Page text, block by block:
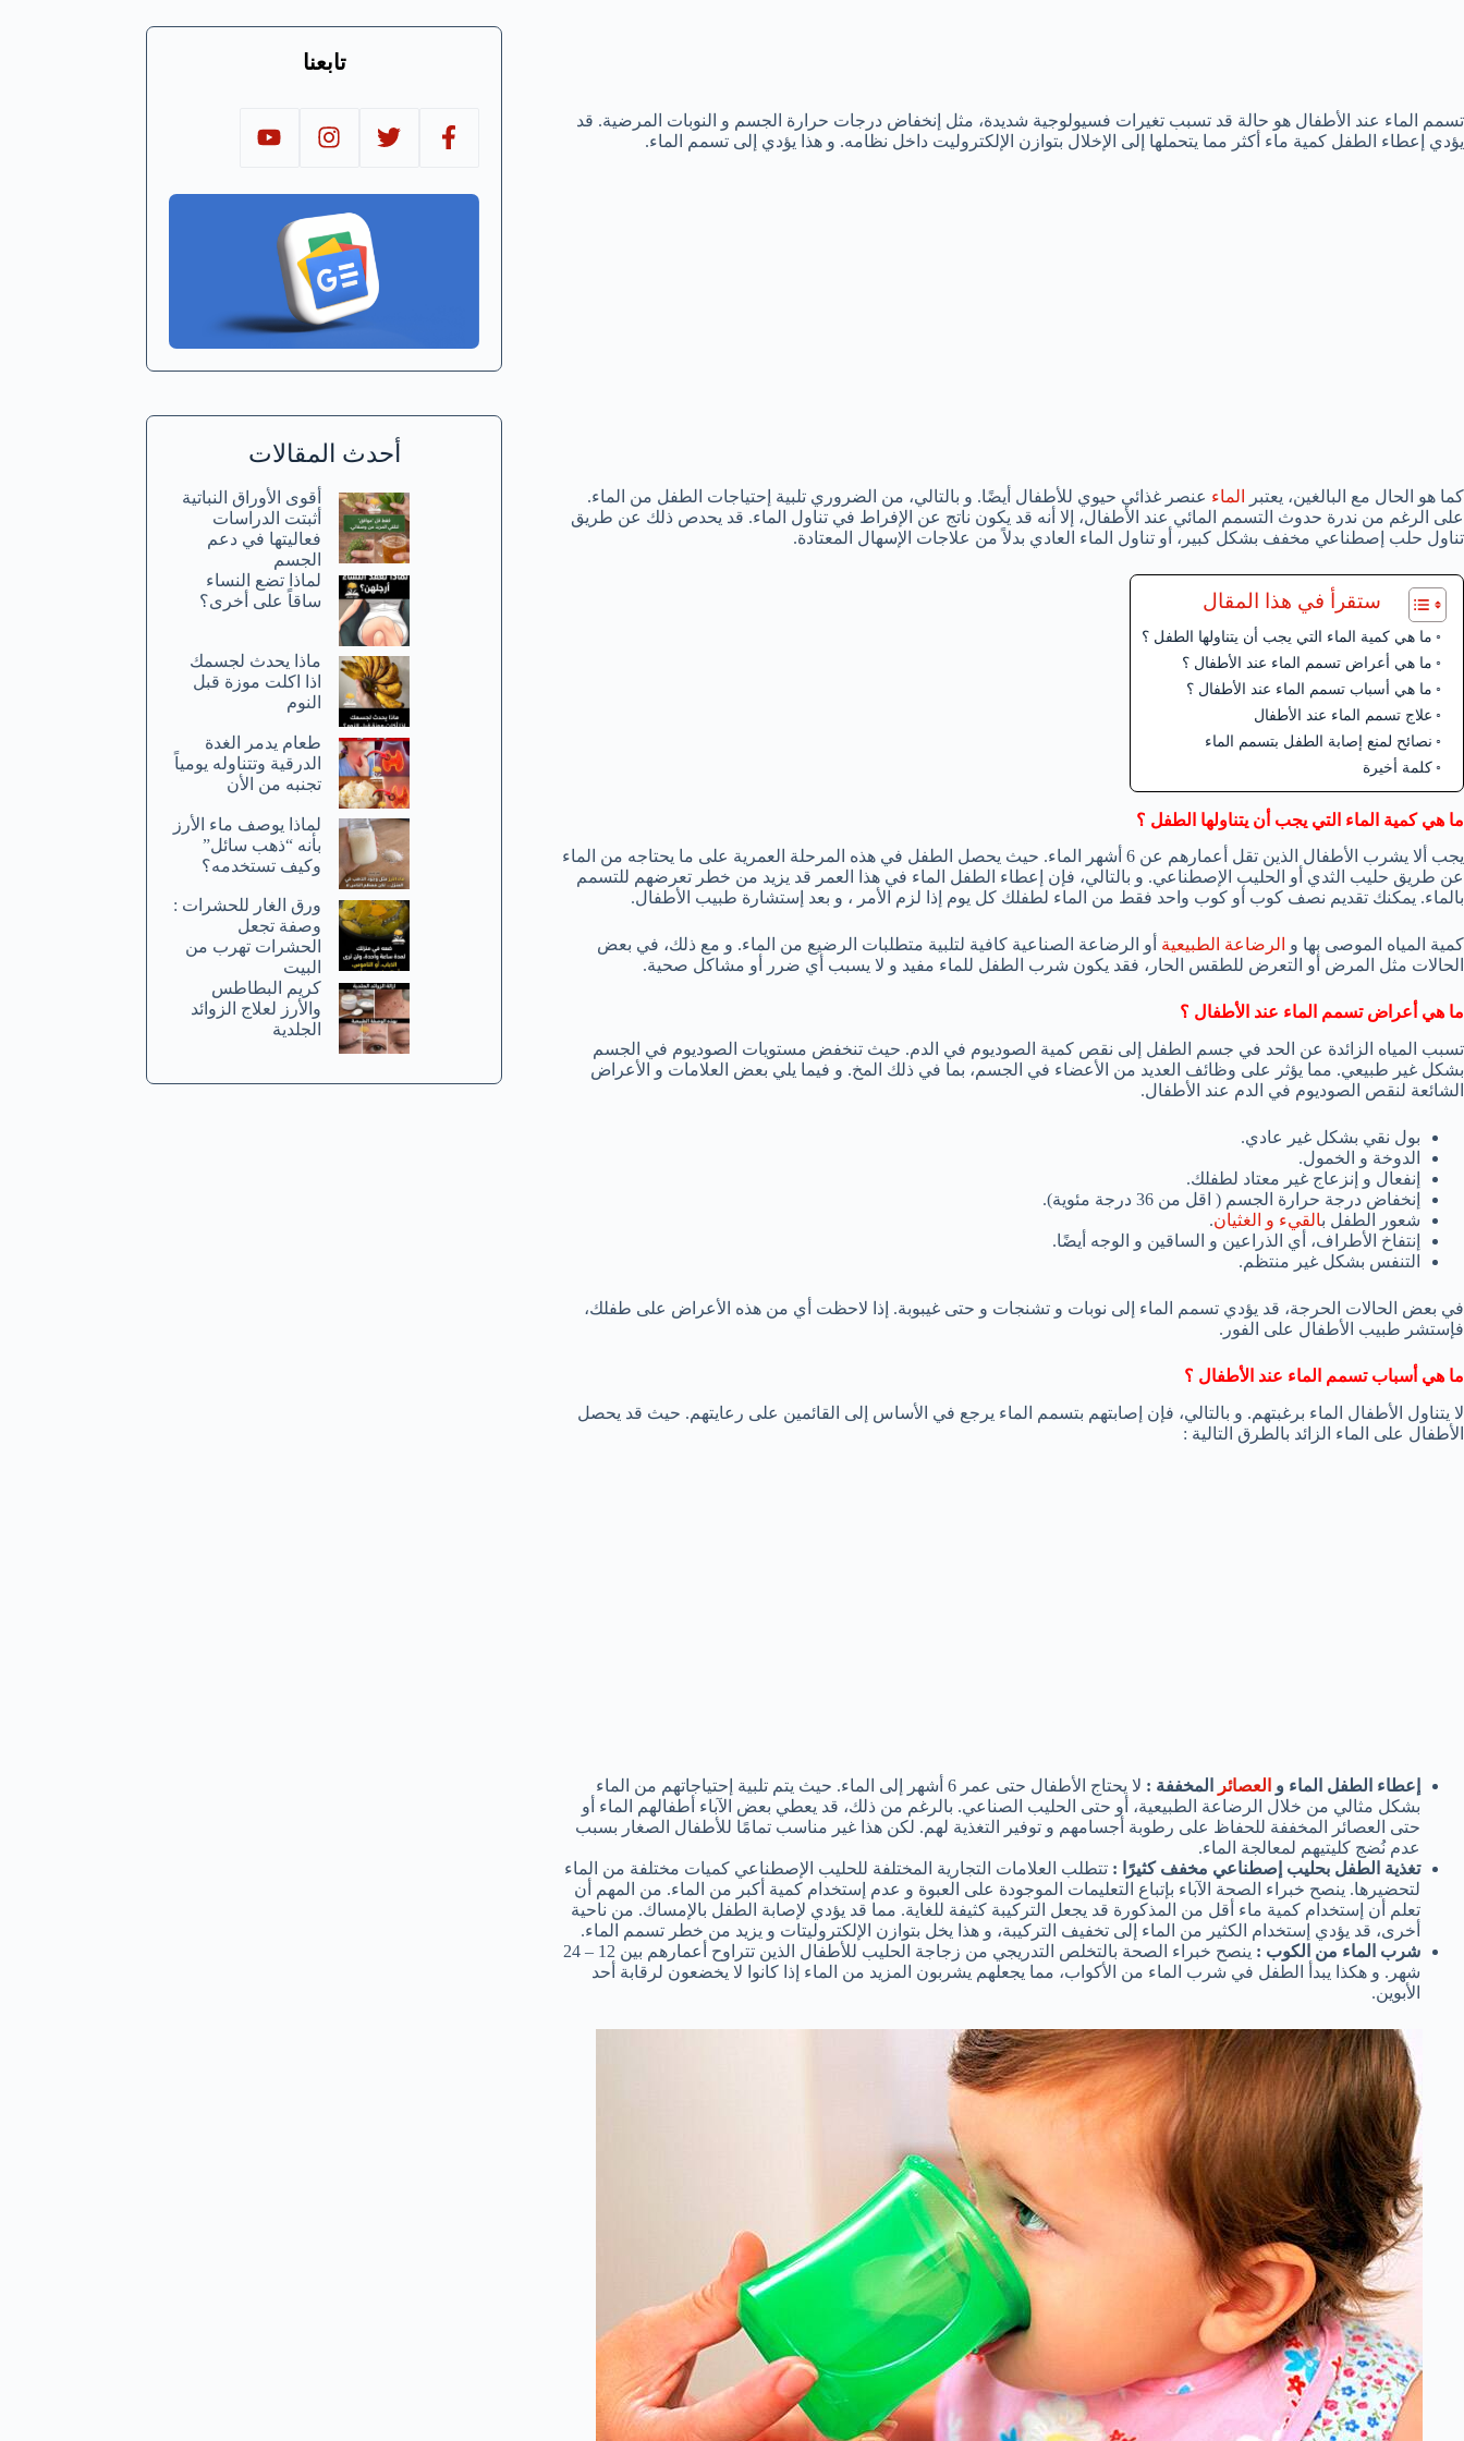
تسمم الماء عند الأطفال هو حالة قد تسبب تغيرات فسيولوجية شديدة، مثل إنخفاض درجات حرارة الجسم و النوبات المرضية. قد
يؤدي إعطاء الطفل كمية ماء أكثر مما يتحملها إلى الإخلال بتوازن الإلكتروليت داخل نظامه. و هذا يؤدي إلى تسمم الماء.
كما هو الحال مع البالغين، يعتبر الماء عنصر غذائي حيوي للأطفال أيضًا. و بالتالي، من الضروري تلبية إحتياجات الطفل من الماء.
على الرغم من ندرة حدوث التسمم المائي عند الأطفال، إلا أنه قد يكون ناتج عن الإفراط في تناول الماء. قد يحدص ذلك عن طريق
تناول حلب إصطناعي مخفف بشكل كبير، أو تناول الماء العادي بدلاً من علاجات الإسهال المعتادة.
ستقرأ في هذا المقال
ما هي كمية الماء التي يجب أن يتناولها الطفل ؟
ما هي أعراض تسمم الماء عند الأطفال ؟
ما هي أسباب تسمم الماء عند الأطفال ؟
علاج تسمم الماء عند الأطفال
نصائح لمنع إصابة الطفل بتسمم الماء
كلمة أخيرة
ما هي كمية الماء التي يجب أن يتناولها الطفل ؟
يجب ألا يشرب الأطفال الذين تقل أعمارهم عن 6 أشهر الماء. حيث يحصل الطفل في هذه المرحلة العمرية على ما يحتاجه من الماء
عن طريق حليب الثدي أو الحليب الإصطناعي. و بالتالي، فإن إعطاء الطفل الماء في هذا العمر قد يزيد من خطر تعرضهم للتسمم
بالماء. يمكنك تقديم نصف كوب أو كوب واحد فقط من الماء لطفلك كل يوم إذا لزم الأمر ، و بعد إستشارة طبيب الأطفال.
كمية المياه الموصى بها و الرضاعة الطبيعية أو الرضاعة الصناعية كافية لتلبية متطلبات الرضيع من الماء. و مع ذلك، في بعض
الحالات مثل المرض أو التعرض للطقس الحار، فقد يكون شرب الطفل للماء مفيد و لا يسبب أي ضرر أو مشاكل صحية.
ما هي أعراض تسمم الماء عند الأطفال ؟
تسبب المياه الزائدة عن الحد في جسم الطفل إلى نقص كمية الصوديوم في الدم. حيث تنخفض مستويات الصوديوم في الجسم
بشكل غير طبيعي. مما يؤثر على وظائف العديد من الأعضاء في الجسم، بما في ذلك المخ. و فيما يلي بعض العلامات و الأعراض
الشائعة لنقص الصوديوم في الدم عند الأطفال.
بول نقي بشكل غير عادي.
الدوخة و الخمول.
إنفعال و إنزعاج غير معتاد لطفلك.
إنخفاض درجة حرارة الجسم ( اقل من 36 درجة مئوية).
شعور الطفل بالقيء و الغثيان.
إنتفاخ الأطراف، أي الذراعين و الساقين و الوجه أيضًا.
التنفس بشكل غير منتظم.
في بعض الحالات الحرجة، قد يؤدي تسمم الماء إلى نوبات و تشنجات و حتى غيبوبة. إذا لاحظت أي من هذه الأعراض على طفلك،
فإستشر طبيب الأطفال على الفور.
ما هي أسباب تسمم الماء عند الأطفال ؟
لا يتناول الأطفال الماء برغبتهم. و بالتالي، فإن إصابتهم بتسمم الماء يرجع في الأساس إلى القائمين على رعايتهم. حيث قد يحصل
الأطفال على الماء الزائد بالطرق التالية :
إعطاء الطفل الماء و العصائر المخففة :
لا يحتاج الأطفال حتى عمر 6 أشهر إلى الماء. حيث يتم تلبية إحتياجاتهم من الماء
بشكل مثالي من خلال الرضاعة الطبيعية، أو حتى الحليب الصناعي. بالرغم من ذلك، قد يعطي بعض الآباء أطفالهم الماء أو
حتى العصائر المخففة للحفاظ على رطوبة أجسامهم و توفير التغذية لهم. لكن هذا غير مناسب تمامًا للأطفال الصغار بسبب
عدم نُضج كليتيهم لمعالجة الماء.
تغذية الطفل بحليب إصطناعي مخفف كثيرًا : تتطلب العلامات التجارية المختلفة للحليب الإصطناعي كميات مختلفة من الماء
لتحضيرها. ينصح خبراء الصحة الآباء بإتباع التعليمات الموجودة على العبوة و عدم إستخدام كمية أكبر من الماء. من المهم أن
تعلم أن إستخدام كمية ماء أقل من المذكورة قد يجعل التركيبة كثيفة للغاية. مما قد يؤدي لإصابة الطفل بالإمساك. من ناحية
أخرى، قد يؤدي إستخدام الكثير من الماء إلى تخفيف التركيبة، و هذا يخل بتوازن الإلكتروليتات و يزيد من خطر تسمم الماء.
شرب الماء من الكوب :
ينصح خبراء الصحة بالتخلص التدريجي من زجاجة الحليب للأطفال الذين تتراوح أعمارهم بين 12 – 24
شهر. و هكذا يبدأ الطفل في شرب الماء من الأكواب، مما يجعلهم يشربون المزيد من الماء إذا كانوا لا يخضعون لرقابة أحد
الأبوين.
تابعنا
أحدث المقالات
أقوى الأوراق النباتية
أثبتت الدراسات
فعاليتها في دعم
الجسم
لماذا تضع النساء
ساقاً على أخرى؟
ماذا يحدث لجسمك
اذا اكلت موزة قبل
النوم
طعام يدمر الغدة
الدرقية وتتناوله يومياً
تجنبه من الأن
لماذا يوصف ماء الأرز
بأنه “ذهب سائل”
وكيف تستخدمه؟
ورق الغار للحشرات :
وصفة تجعل
الحشرات تهرب من
البيت
كريم البطاطس
والأرز لعلاج الزوائد
الجلدية